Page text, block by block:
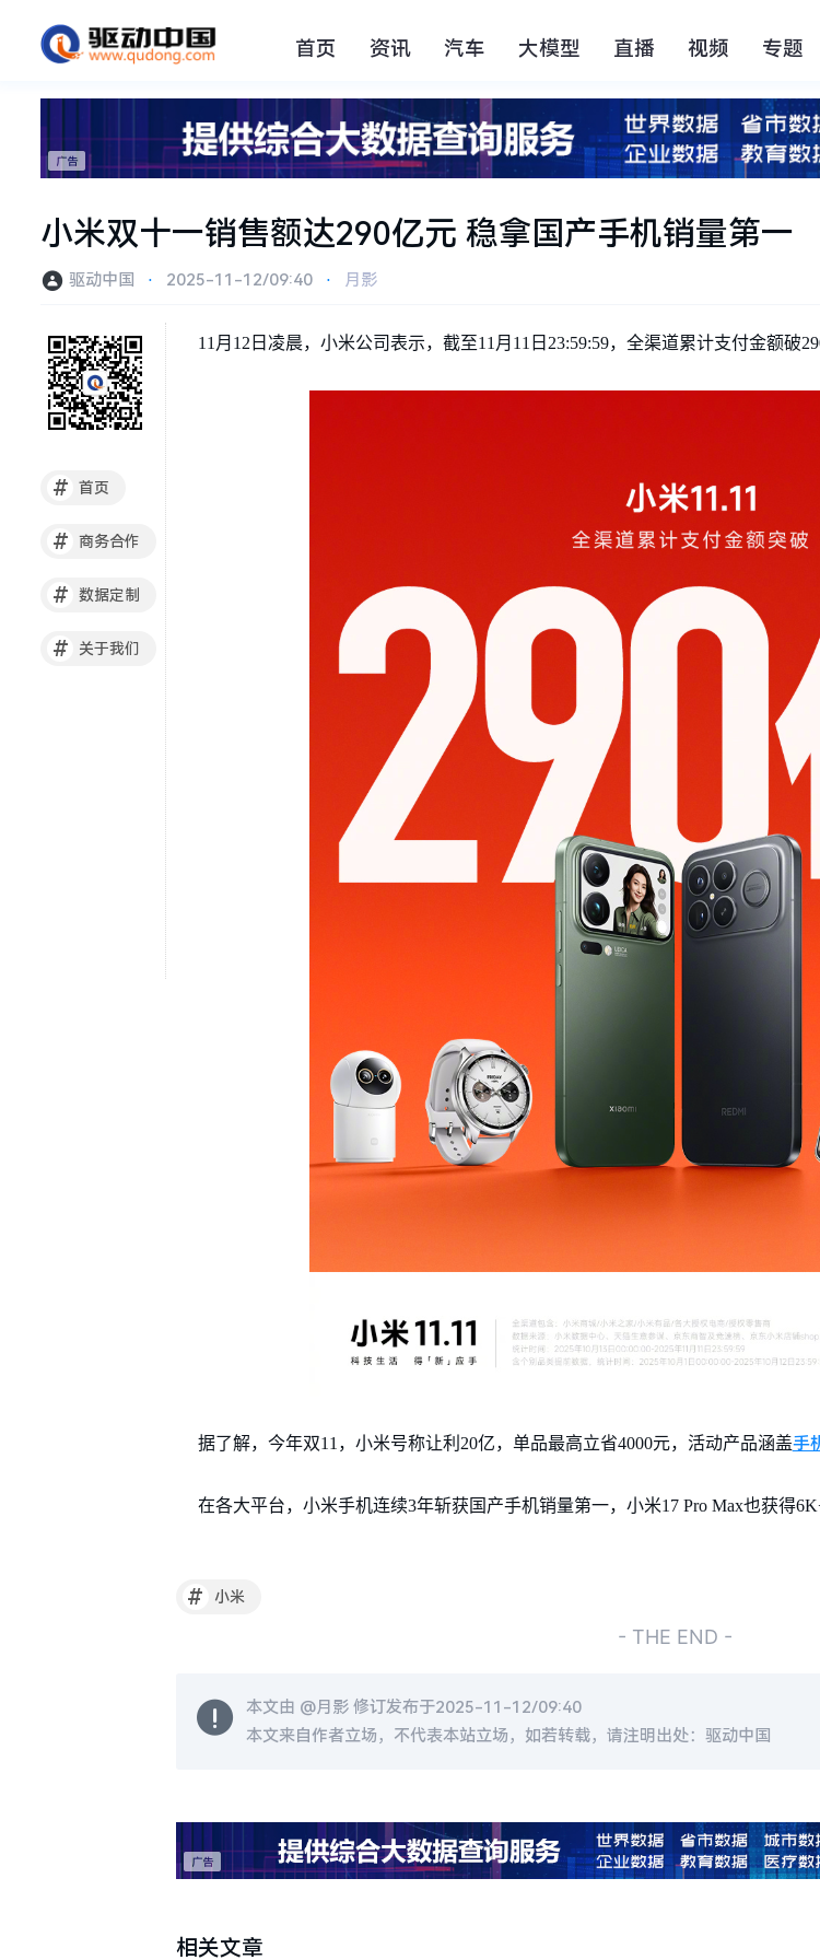
首页 资讯 汽车 大模型 直播 视频 专题
小米双十一销售额达290亿元 稳拿国产手机销量第一
驱动中国 ⋅ 2025-11-12/09:40 ⋅ 月影
# 首页
# 商务合作
# 数据定制
# 关于我们
11月12日凌晨，小米公司表示，截至11月11日23:59:59，全渠道累计支付金额破
据了解，今年双11，小米号称让利20亿，单品最高立省4000元，活动产品涵盖手
在各大平台，小米手机连续3年斩获国产手机销量第一，小米17 Pro Max也获得
# 小米
- THE END -
本文由 @月影修订发布于2025-11-12/09:40
本文来自作者立场，不代表本站立场，如若转载，请注明出处：驱动中国
相关文章